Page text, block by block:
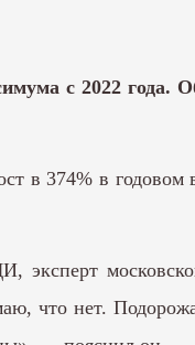
с 2022 года.
в 374% в
что нет.